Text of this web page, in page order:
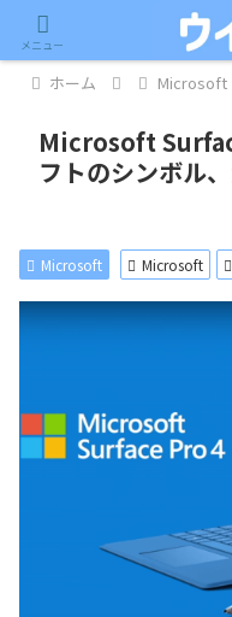
記事内に広告が含まれています。
ホーム Microsoft
Microsoft
フトのシンボル
Microsoft Microsoft
メニュー